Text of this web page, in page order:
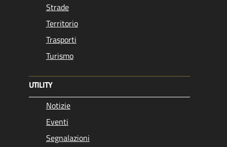
Strade
Territorio
Trasporti
Turismo
UTILITY
Notizie
Eventi
Segnalazioni